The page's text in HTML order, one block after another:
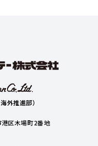
外推進部）
区木場町2番地